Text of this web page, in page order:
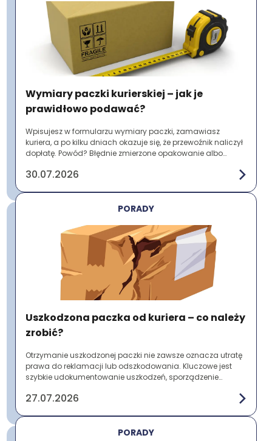
Wymiary paczki kurierskiej – jak je
prawidłowo podawać?
Wpisujesz w formularzu wymiary paczki, zamawiasz
kuriera, a po kilku dniach okazuje się, że przewoźnik naliczył
dopłatę. Powód? Błędnie zmierzone opakowanie albo
30.07.2026
PORADY
Uszkodzona paczka od kuriera – co należy
zrobić?
Otrzymanie uszkodzonej paczki nie zawsze oznacza utratę
prawa do reklamacji lub odszkodowania. Kluczowe jest
szybkie udokumentowanie uszkodzeń, sporządzenie
27.07.2026
PORADY